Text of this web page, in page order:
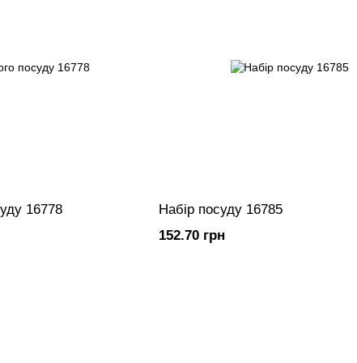
Набір столового посуду 16778
Набір посуду 16785
152.70 грн